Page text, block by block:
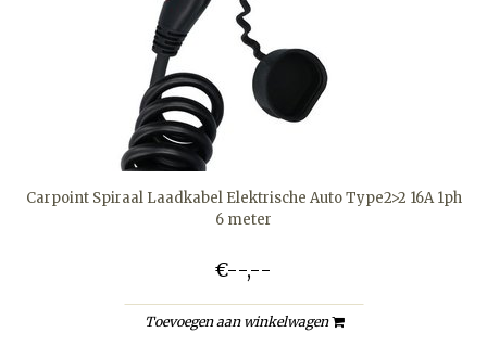
Carpoint Spiraal Laadkabel Elektrische Auto Type2>2 16A 1ph
6 meter
€--,--
Toevoegen aan winkelwagen